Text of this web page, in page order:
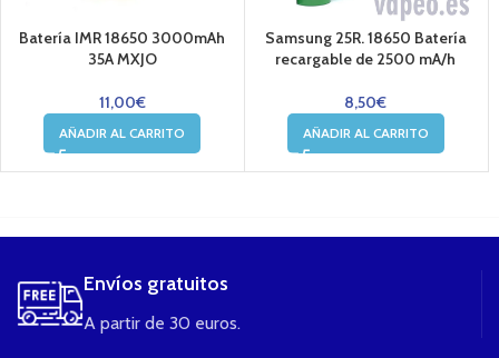
Batería IMR 18650 3000mAh
35A MXJO
11,00€
AÑADIR AL CARRITO
Samsung 25R. 18650 Batería
recargable de 2500 mA/h
8,50€
AÑADIR AL CARRITO
Envíos gratuitos
A partir de 30 euros.